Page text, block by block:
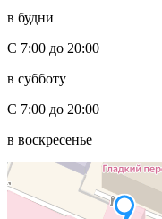
в будни
С 7:00 до 20:00
в субботу
С 7:00 до 20:00
в воскресенье